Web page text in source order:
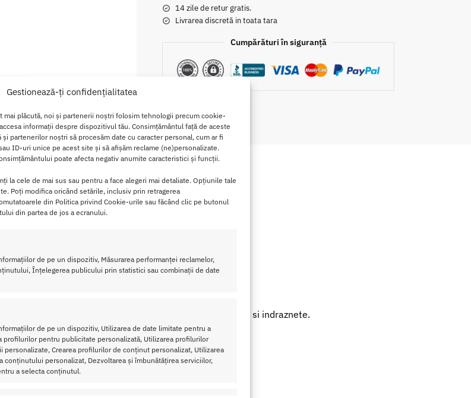
Gestionează-ți confidențialitatea
mai plăcută, noi și partenerii noștri folosim tehnologii precum cookie-
informații despre dispozitivul tău. Consimțământul față de aceste
partenerilor noștri să procesăm date cu caracter personal, cum ar fi
ID-uri unice pe acest site și să afișăm reclame (ne)personalizate.
poate afecta negativ anumite caracteristici și funcții.
la cele de mai sus sau pentru a face alegeri mai detaliate. Opțiunile tale
Poți modifica oricând setările, inclusiv prin retragerea
din Politica privind Cookie-urile sau făcând clic pe butonul
din partea de jos a ecranului.
de pe un dispozitiv, Măsurarea performanței reclamelor,
Înțelegerea publicului prin statistici sau combinații de date
de pe un dispozitiv, Utilizarea de date limitate pentru a
profilurilor pentru publicitate personalizată, Utilizarea profilurilor
personalizate, Crearea profilurilor de conținut personalizat, Utilizarea
conținutului personalizat, Dezvoltarea și îmbunătățirea serviciilor,
a selecta conținutul.
14 zile de retur gratis.
Livrarea discretă in toata tara
Cumpărături în siguranță
orice tinuta jucausa!
mangaieri mai puternice.
ca ai mai multe puncte erogene decat stiai.
BDSM pentru adulti, care iti ofera senzatii nebunatice si indraznete.
temperatura de maxim 30°C.